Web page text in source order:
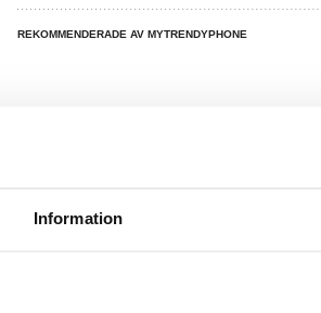
Information
REKOMMENDERADE AV MYTRENDYPHONE
LIVE CHAT